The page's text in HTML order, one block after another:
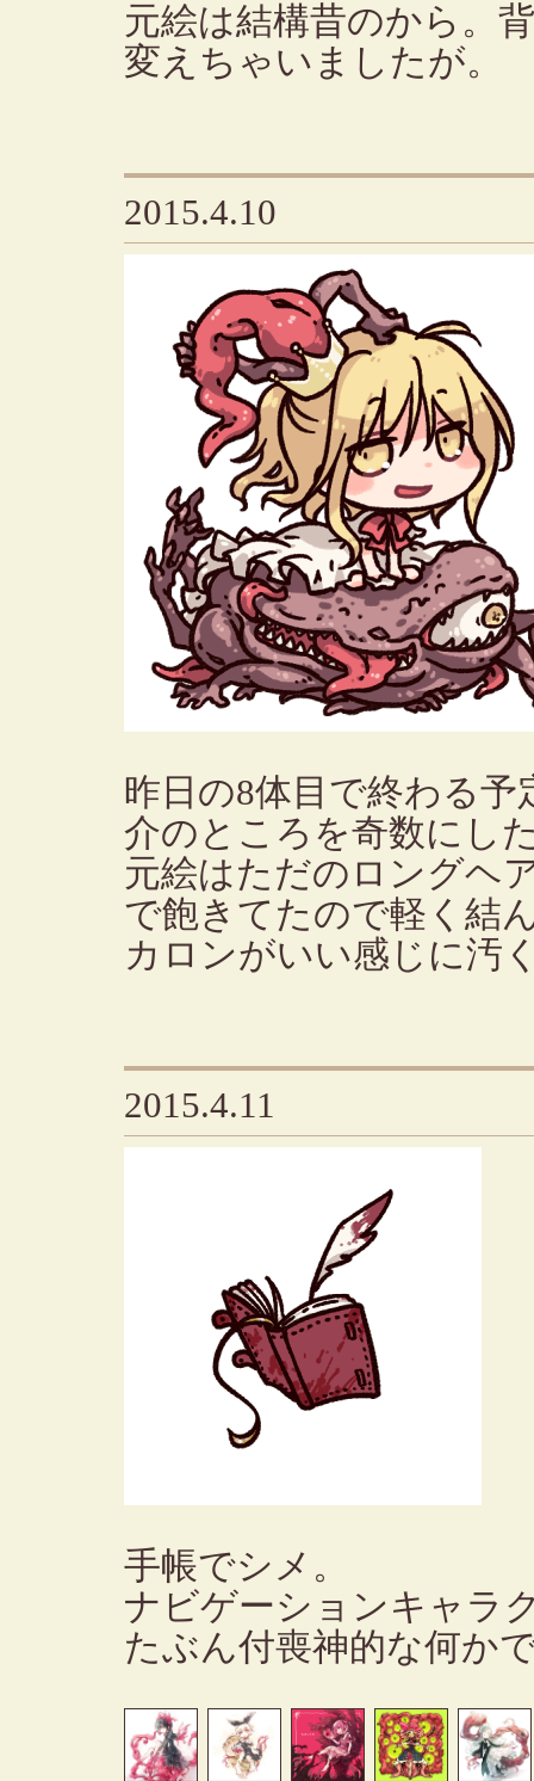
元絵は結構昔のから。
変えちゃいましたが。
2015.4.10
昨日の8体目で終わる
介のところを奇数にし
元絵はただのロングヘ
で飽きてたので軽く結
カロンがいい感じに汚
2015.4.11
手帳でシメ。
ナビゲーションキャラ
たぶん付喪神的な何か